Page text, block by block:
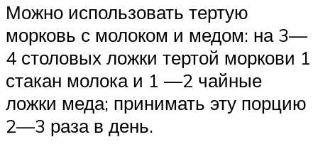
Можно использовать тертую
морковь с молоком и медом: на 3—
4 столовых ложки тертой моркови 1
стакан молока и 1 —2 чайные
ложки меда; принимать эту порцию
2—3 раза в день.